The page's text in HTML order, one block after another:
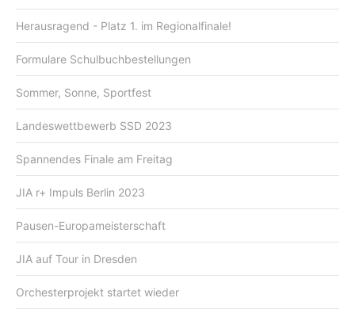
Herausragend - Platz 1. im Regionalfinale!
Formulare Schulbuchbestellungen
Sommer, Sonne, Sportfest
Landeswettbewerb SSD 2023
Spannendes Finale am Freitag
JIA r+ Impuls Berlin 2023
Pausen-Europameisterschaft
JIA auf Tour in Dresden
Orchesterprojekt startet wieder